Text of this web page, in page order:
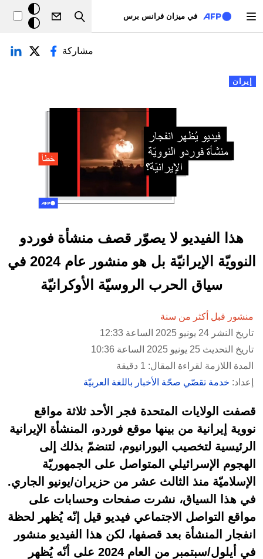
في ميزان فرانس برس
Search
خلفيّة
داكنة
التبويبات الأساسية
إيران
مشاركة
هذا الفيديو لا يصوّر قصف منشأة فوردو
النوويّة الإيرانيّة بل هو منشور عام 2024 في
سياق الحرب الروسيّة الأوكرانيّة
منشور قبل أكثر من سنة
تاريخ النشر 24 يونيو 2025 الساعة 12:33
تاريخ التحديث 25 يونيو 2025 الساعة 10:36
المدة اللازمة لقراءة المقال: 1 دقيقة
إعداد: خدمة تقصّي صحّة الأخبار باللغة العربيّة
قصفت الولايات المتحدة فجر الأحد ثلاثة مواقع
نووية إيرانية من بينها موقع فوردو، المنشأة الإيرانية
الرئيسية لتخصيب اليورانيوم، لتنضمّ بذلك إلى
الهجوم الإسرائيلي المتواصل على الجمهوريّة
الإسلاميّة منذ الثالث عشر من حزيران/يونيو الجاري.
في هذا السياق، نشرت صفحات وحسابات على
مواقع التواصل الاجتماعي فيديو قيل إنّه يُظهر لحظة
انفجار المنشأة بعد قصفها، لكن هذا الفيديو منشور
في أيلول/سبتمبر من العام 2024 على أنّه يُظهر